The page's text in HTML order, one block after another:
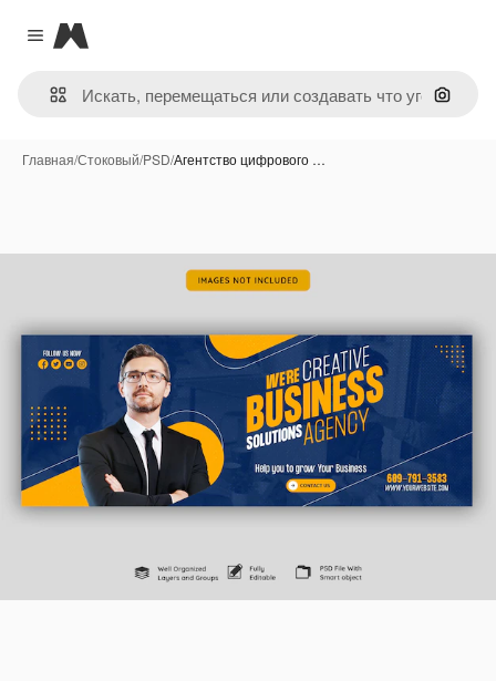
Close menu
Magnific
Поиск
Главная/Стоковый/PSD/Агентство цифрового …